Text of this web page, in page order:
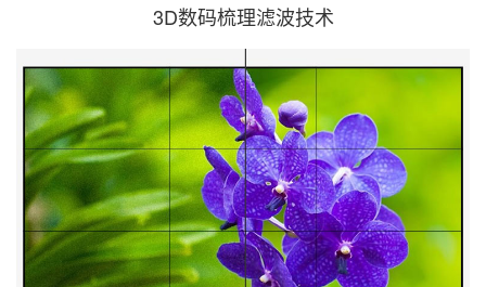
3D数码梳理滤波技术